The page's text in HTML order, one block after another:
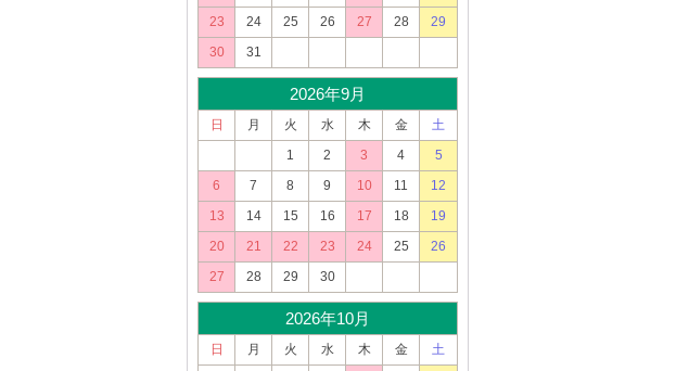
23
24 25 26 27 28
29
30
31
2026年9月
日 月 火 水 木 金
土
1
2 3 4
5
6
7 8 9 10 11
12
13
14 15 16 17 18
19
20
21 22 23 24 25
26
27
28 29 30
2026年10月
日 月 火 水 木 金
土